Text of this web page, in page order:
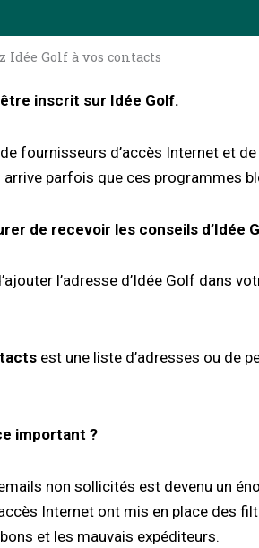
Idée Golf à vos contacts
inscrit sur Idée Golf.
fournisseurs d’accès Internet et
arrive parfois que ces programmes
de recevoir les conseils d’Idée
l’adresse d’Idée Golf dans
est une liste d’adresses ou de
important ?
non sollicités est devenu un
Internet ont mis en place des
et les mauvais expéditeurs.